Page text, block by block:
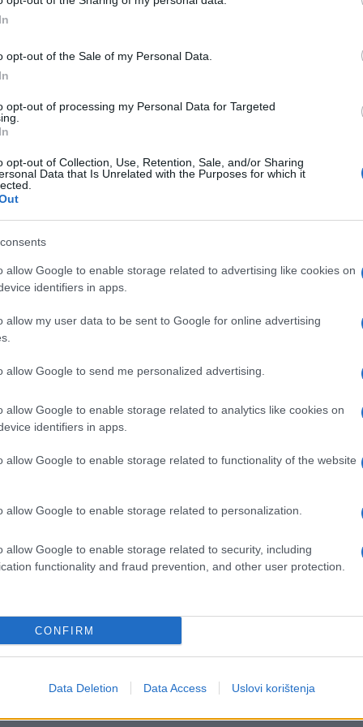
opt-out of the Sale of my Personal Data.
opt-out of processing my Personal Data for Targeted
opt-out of Collection, Use, Retention, Sale, and/or Sharing
Data that Is Unrelated with the Purposes for which it
allow Google to enable storage related to advertising like cookies on
identifiers in apps.
allow my user data to be sent to Google for online advertising
allow Google to send me personalized advertising.
allow Google to enable storage related to analytics like cookies on
identifiers in apps.
allow Google to enable storage related to functionality of the website
allow Google to enable storage related to personalization.
allow Google to enable storage related to security, including
functionality and fraud prevention, and other user protection.
CONFIRM
Data Deletion Data Access Uslovi korištenja
zbog našeg izlaska. Imala je lijepu
njenih godišnjica braka. Imala je širok
sinom i sve su bile impresionirane. Jedva
dahu.
ali s jako lijepim ambijentom. Dok smo
počeo čitati jelovnik, ona je zbog lošeg vida
sam pogled i primijetio da me majka gleda.
bio mali”, rekla je.
uslugu”,odgovorio sam.
dotaknuvši se i nekih zajedničkih doživljaja. I
na film.Kada sam je odvezao kući rekla mi
izvedem”.
sam stigao kući.
odgovorio sam.
udara. Dogodilo se sve tako iznenada
vremena, primio sam kovertu s priznanicom
cedulji bilo napisano: “
no svejedno, platila sam večeru za
KOLIKO MI JE ZNAČILA ONA NOĆ. VOLIM